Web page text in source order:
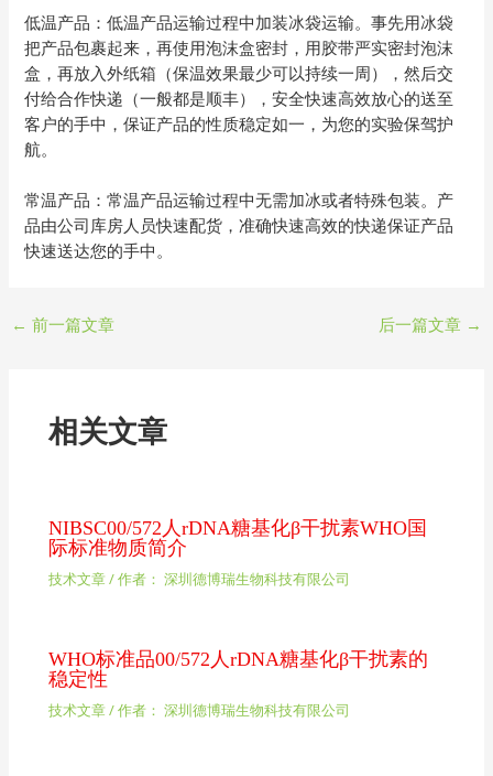
低温产品：低温产品运输过程中加装冰袋运输。事先用冰袋
把产品包裹起来，再使用泡沫盒密封，用胶带严实密封泡沫
盒，再放入外纸箱（保温效果最少可以持续一周），然后交
付给合作快递（一般都是顺丰），安全快速高效放心的送至
客户的手中，保证产品的性质稳定如一，为您的实验保驾护
航。
常温产品：常温产品运输过程中无需加冰或者特殊包装。产
品由公司库房人员快速配货，准确快速高效的快递保证产品
快速送达您的手中。
← 前一篇文章 后一篇文章 →
相关文章
NIBSC00/572人rDNA糖基化β干扰素WHO国
际标准物质简介
技术文章/ 作者： 深圳德博瑞生物科技有限公司
WHO标准品00/572人rDNA糖基化β干扰素的
稳定性
技术文章/ 作者： 深圳德博瑞生物科技有限公司